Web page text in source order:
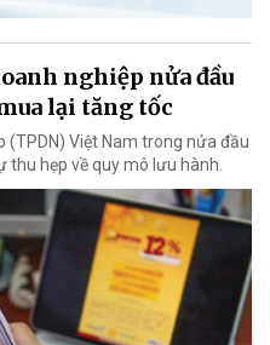
nghiệp nửa đầu
lại tăng tốc
Việt Nam trong nửa đầu
thu hẹp về quy mô lưu hành.